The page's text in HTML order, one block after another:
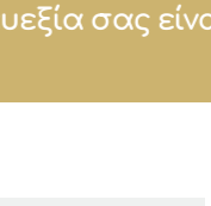
Η ευεξία σας